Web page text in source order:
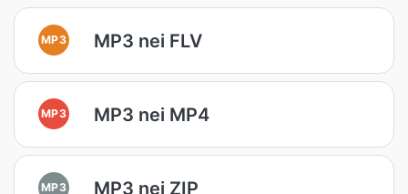
MP3 MP3 nei FLV
MP3 MP3 nei MP4
MP3 MP3 nei ZIP